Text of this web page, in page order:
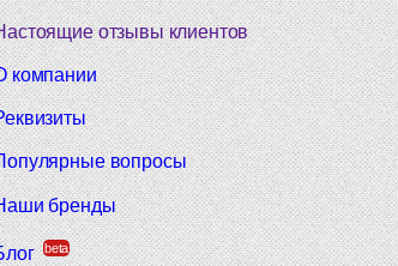
отзывы клиентов
компании
вопросы
бренды
beta